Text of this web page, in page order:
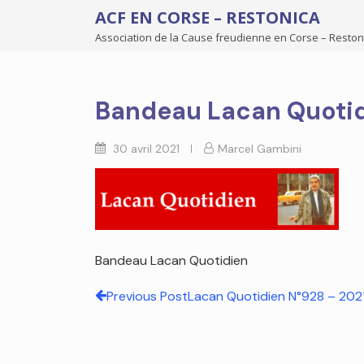
ACF EN CORSE – RESTONICA
Association de la Cause freudienne en Corse –
Bandeau Lacan
30 avril 2021 Marcel Gambini
Bandeau Lacan Quotidien
Previous PostLacan Quotidien N°928 –